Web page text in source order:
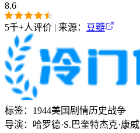
8.6
5千+人评价 | 来源： 豆瓣
标签： 1944美国 剧情历史战争
导演： 哈罗德·S.巴奎特杰克·康威